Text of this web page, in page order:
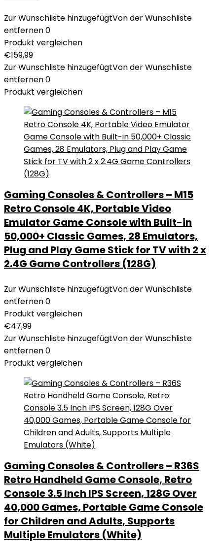
Zur Wunschliste hinzugefügtVon der Wunschliste
entfernen0
Produkt vergleichen
€159,99
Zur Wunschliste hinzugefügtVon der Wunschliste
entfernen0
Produkt vergleichen
Gaming Consoles & Controllers – M15
Retro Console 4K, Portable Video
Emulator Game Console with Built-in
50,000+ Classic Games, 28 Emulators,
Plug and Play Game Stick for TV with 2 x
2.4G Game Controllers (128G)
Zur Wunschliste hinzugefügtVon der Wunschliste
entfernen0
Produkt vergleichen
€47,99
Zur Wunschliste hinzugefügtVon der Wunschliste
entfernen0
Produkt vergleichen
Gaming Consoles & Controllers – R36S
Retro Handheld Game Console, Retro
Console 3.5 Inch IPS Screen, 128G Over
40,000 Games, Portable Game Console
for Children and Adults, Supports
Multiple Emulators (White)